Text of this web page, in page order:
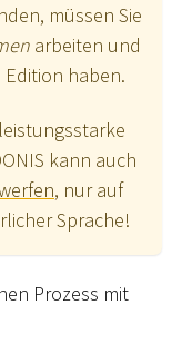
müssen Sie
arbeiten und
Edition haben.
kann auch
, nur auf
Sprache!
Prozess mit